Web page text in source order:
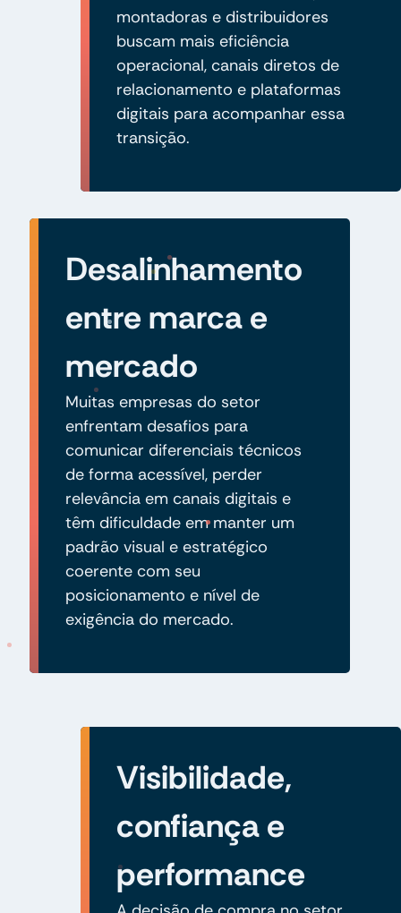
montadoras e distribuidores
buscam mais eficiência
operacional, canais diretos de
relacionamento e plataformas
digitais para acompanhar essa
transição.
Desalinhamento
entre marca e
mercado
Muitas empresas do setor
enfrentam desafios para
comunicar diferenciais técnicos
de forma acessível, perder
relevância em canais digitais e
têm dificuldade em manter um
padrão visual e estratégico
coerente com seu
posicionamento e nível de
exigência do mercado.
Visibilidade,
confiança e
performance